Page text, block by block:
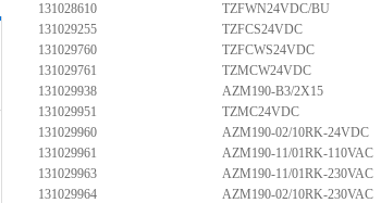
131028610
TZFWN24VDC/BU
131029255
TZFCS24VDC
131029760
TZFCWS24VDC
131029761
TZMCW24VDC
131029938
AZM190-B3/2X15
131029951
TZMC24VDC
131029960
AZM190-02/10RK-24VDC
131029961
AZM190-11/01RK-110VAC
131029963
AZM190-11/01RK-230VAC
131029964
AZM190-02/10RK-230VAC